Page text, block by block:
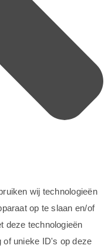
wij technologieën
op te slaan en/of
deze technologieën
of unieke ID's op deze